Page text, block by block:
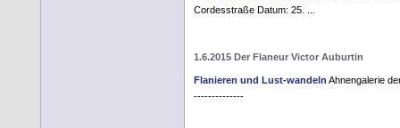
Cordesstraße Datum: 25. ...
1.6.2015 Der Flaneur Victor Auburtin
Flanieren und Lust-wandeln Ahnengalerie
--------------